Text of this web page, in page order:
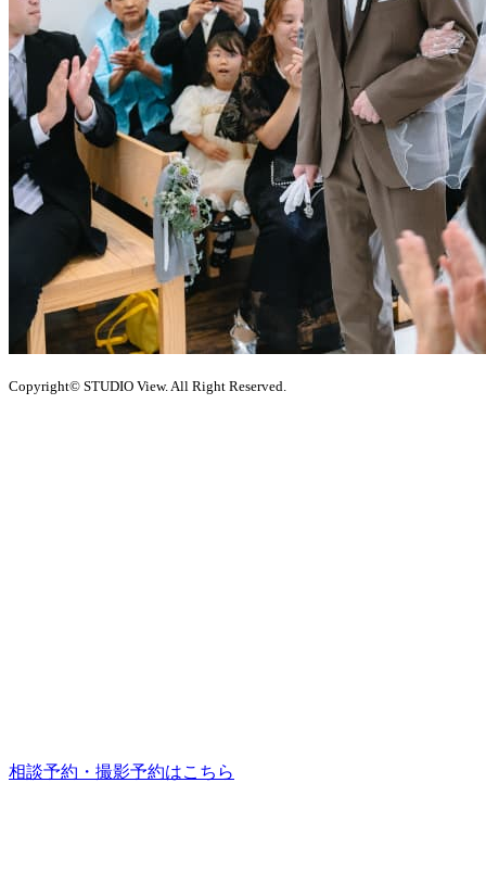
Copyright© STUDIO View. All Right Reserved.
相談予約・撮影予約はこちら